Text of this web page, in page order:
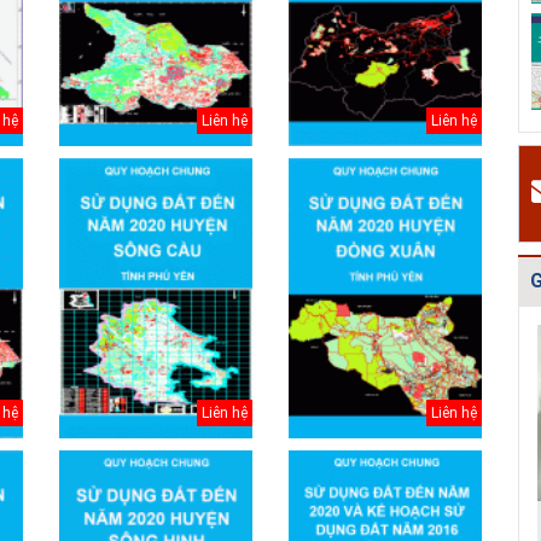
Liên hệ Liên hệ
Liên hệ Liên hệ
#
Quy hoạch tổng
thể phát triển
mạng lưới cấp
n...
Điều chỉnh quy
hoạch chung xây
dựng thị xã Ch...
Bản vẽ Hồ sơ
quy hoạch tổng
thể Thủ đô Hà
Nội...